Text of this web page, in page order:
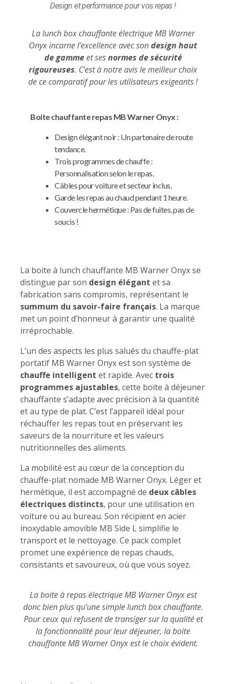
Design et performance pour vos repas !
La lunch box chauffante électrique MB Warner
Onyx incarne l’excellence avec sondesign haut
de gammeet sesnormes de sécurité
rigoureuses. C’est à notre avis le meilleur choix
de ce comparatif pour les utilisateurs exigeants !
Boite chauffante repas MB Warner Onyx :
Design élégant noir : Un partenaire de route
tendance.
Trois programmes de chauffe :
Personnalisation selon le repas.
Câbles pour voiture et secteur inclus.
Garde les repas au chaud pendant 1 heure.
Couvercle hermétique : Pas de fuites, pas de
soucis !
La boite à lunch chauffante MB Warner Onyx se
distingue par son design élégant et sa
fabrication sans compromis, représentant le
summum du savoir-faire français. La marque
met un point d’honneur à garantir une qualité
irréprochable.
L’un des aspects les plus salués du chauffe-plat
portatif MB Warner Onyx est son système de
chauffe intelligent et rapide. Avec trois
programmes ajustables, cette boite à déjeuner
chauffante s’adapte avec précision à la quantité
et au type de plat. C’est l’appareil idéal pour
réchauffer les repas tout en préservant les
saveurs de la nourriture et les valeurs
nutritionnelles des aliments.
La mobilité est au cœur de la conception du
chauffe-plat nomade MB Warner Onyx. Léger et
hermétique, il est accompagné de deux câbles
électriques distincts, pour une utilisation en
voiture ou au bureau. Son récipient en acier
inoxydable amovible MB Side L simplifie le
transport et le nettoyage. Ce pack complet
promet une expérience de repas chauds,
consistants et savoureux, où que vous soyez.
La boite à repas électrique MB Warner Onyx est
donc bien plus qu’une simple lunch box chauffante.
Pour ceux qui refusent de transiger sur la qualité et
la fonctionnalité pour leur déjeuner, la boite
chauffante MB Warner Onyx est le choix évident.